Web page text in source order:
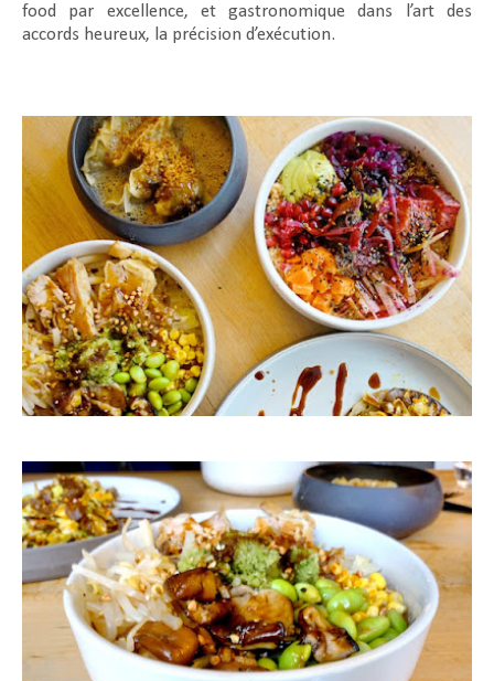
food par excellence, et gastronomique dans l’art des
accords heureux, la précision d’exécution.